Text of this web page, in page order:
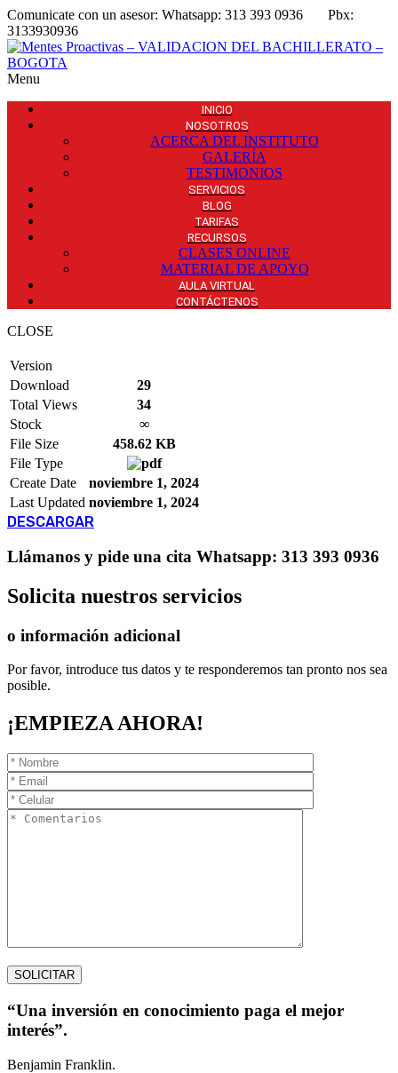
Comunicate con un asesor: Whatsapp: 313 393 0936 Pbx:
3133930936
Menu
INICIO
NOSOTROS
ACERCA DEL INSTITUTO
GALERÍA
TESTIMONIOS
SERVICIOS
BLOG
TARIFAS
RECURSOS
CLASES ONLINE
MATERIAL DE APOYO
AULA VIRTUAL
CONTÁCTENOS
CLOSE
Version
Download
29
Total Views
34
Stock
∞
File Size
458.62 KB
File Type
Create Date
noviembre 1, 2024
Last Updated noviembre 1, 2024
DESCARGAR
Llámanos y pide una cita Whatsapp: 313 393 0936
Solicita nuestros servicios
o información adicional
Por favor, introduce tus datos y te responderemos tan pronto nos sea
posible.
¡EMPIEZA AHORA!
“Una inversión en conocimiento paga el mejor
interés”.
Benjamin Franklin.